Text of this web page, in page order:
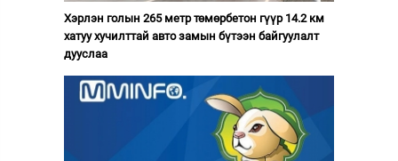
Хэрлэн голын 265 метр төмөрбетон гүүр 14.2 км
хатуу хучилттай авто замын бүтээн байгуулалт
дууслаа